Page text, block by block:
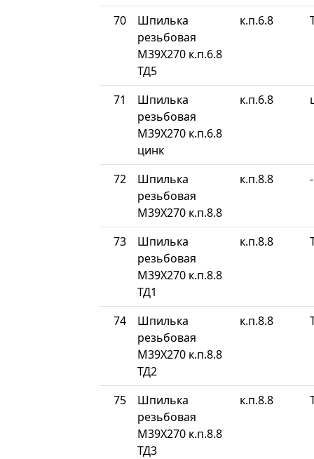
70
Шпилька
резьбовая
М39Х270 к.п.6.8
ТД5
к.п.6.8
71
Шпилька
резьбовая
М39Х270 к.п.6.8
цинк
к.п.6.8
72
Шпилька
резьбовая
М39Х270 к.п.8.8
к.п.8.8 -
73
Шпилька
резьбовая
М39Х270 к.п.8.8
ТД1
к.п.8.8
74
Шпилька
резьбовая
М39Х270 к.п.8.8
ТД2
к.п.8.8
75
Шпилька
резьбовая
М39Х270 к.п.8.8
ТД3
к.п.8.8